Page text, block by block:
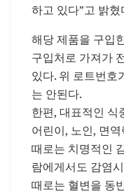
하고 있다”고 밝혔
해당 제품을 구입
구입처로 가져가
있다. 위 로트번호
는 안된다.
한편, 대표적인 식
어린이, 노인, 면
때로는 치명적인
람에게서도 감염
때로는 혈변을 동